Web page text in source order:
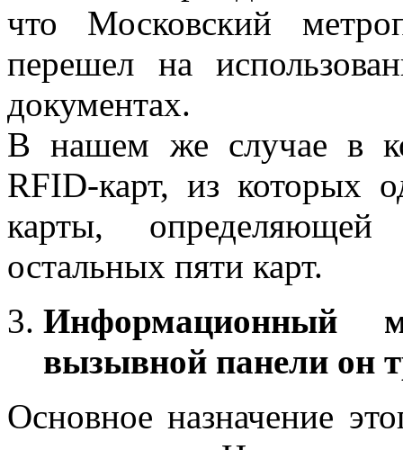
что Московский
перешел на
документах.
В нашем же случае в
RFID-карт, из которых
карты,
остальных пяти карт.
вызывной панели он
Основное назначение